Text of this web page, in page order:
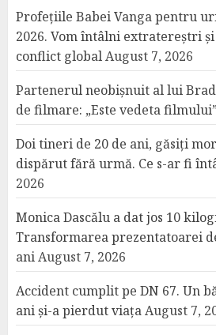
Profețiile Babei Vanga pentru
2026. Vom întâlni extratereștri
conflict globalAugust 7, 2026
Partenerul neobișnuit al lui
de filmare: „Este vedeta filmului”
Doi tineri de 20 de ani, găsiți
dispărut fără urmă. Ce s-ar fi
2026
Monica Dascălu a dat jos 10
Transformarea prezentatoarei
aniAugust 7, 2026
Accident cumplit pe DN 67. Un
ani și-a pierdut viațaAugust 7,